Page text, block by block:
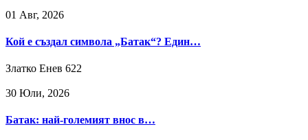
01 Авг, 2026
Кой е създал символа „Батак“? Един…
Златко Енев 622
30 Юли, 2026
Батак: най-големият внос в…